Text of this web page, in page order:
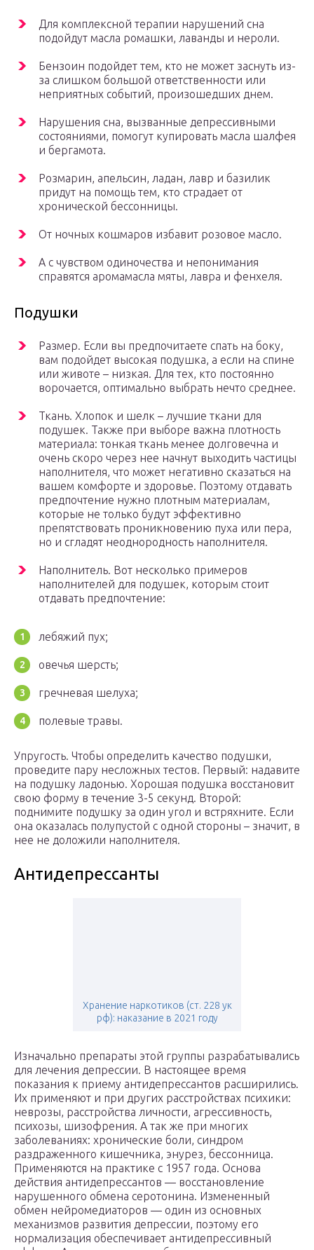
Для комплексной терапии нарушений сна
подойдут масла ромашки, лаванды и нероли.
Бензоин подойдет тем, кто не может заснуть из-
за слишком большой ответственности или
неприятных событий, произошедших днем.
Нарушения сна, вызванные депрессивными
состояниями, помогут купировать масла шалфея
и бергамота.
Розмарин, апельсин, ладан, лавр и базилик
придут на помощь тем, кто страдает от
хронической бессонницы.
От ночных кошмаров избавит розовое масло.
А с чувством одиночества и непонимания
справятся аромамасла мяты, лавра и фенхеля.
Подушки
Размер. Если вы предпочитаете спать на боку,
вам подойдет высокая подушка, а если на спине
или животе – низкая. Для тех, кто постоянно
ворочается, оптимально выбрать нечто среднее.
Ткань. Хлопок и шелк – лучшие ткани для
подушек. Также при выборе важна плотность
материала: тонкая ткань менее долговечна и
очень скоро через нее начнут выходить частицы
наполнителя, что может негативно сказаться на
вашем комфорте и здоровье. Поэтому отдавать
предпочтение нужно плотным материалам,
которые не только будут эффективно
препятствовать проникновению пуха или пера,
но и сгладят неоднородность наполнителя.
Наполнитель. Вот несколько примеров
наполнителей для подушек, которым стоит
отдавать предпочтение:
лебяжий пух;
овечья шерсть;
гречневая шелуха;
полевые травы.
Упругость. Чтобы определить качество подушки,
проведите пару несложных тестов. Первый: надавите
на подушку ладонью. Хорошая подушка восстановит
свою форму в течение 3-5 секунд. Второй:
поднимите подушку за один угол и встряхните. Если
она оказалась полупустой с одной стороны – значит, в
нее не доложили наполнителя.
Антидепрессанты
Хранение наркотиков (ст. 228 ук
рф): наказание в 2021 году
Изначально препараты этой группы разрабатывались
для лечения депрессии. В настоящее время
показания к приему антидепрессантов расширились.
Их применяют и при других расстройствах психики:
неврозы, расстройства личности, агрессивность,
психозы, шизофрения. А так же при многих
заболеваниях: хронические боли, синдром
раздраженного кишечника, энурез, бессонница.
Применяются на практике с 1957 года. Основа
действия антидепрессантов — восстановление
нарушенного обмена серотонина. Измененный
обмен нейромедиаторов — один из основных
механизмов развития депрессии, поэтому его
нормализация обеспечивает антидепрессивный